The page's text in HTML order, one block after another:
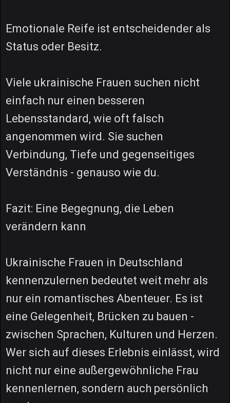
Emotionale Reife ist entscheidender als
Status oder Besitz.
Viele ukrainische Frauen suchen nicht
einfach nur einen besseren
Lebensstandard, wie oft falsch
angenommen wird. Sie suchen
Verbindung, Tiefe und gegenseitiges
Verständnis - genauso wie du.
Fazit: Eine Begegnung, die Leben
verändern kann
Ukrainische Frauen in Deutschland
kennenzulernen bedeutet weit mehr als
nur ein romantisches Abenteuer. Es ist
eine Gelegenheit, Brücken zu bauen -
zwischen Sprachen, Kulturen und Herzen.
Wer sich auf dieses Erlebnis einlässt, wird
nicht nur eine außergewöhnliche Frau
kennenlernen, sondern auch persönlich